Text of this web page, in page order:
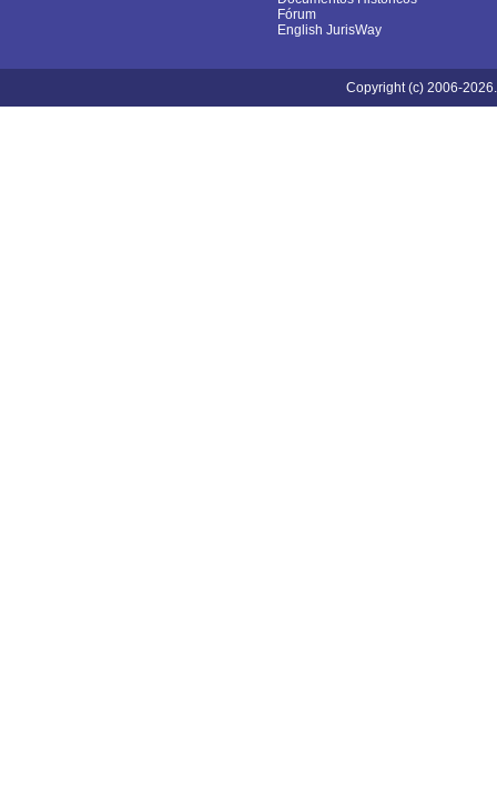
Fórum
English JurisWay
Copyright (c) 2006-